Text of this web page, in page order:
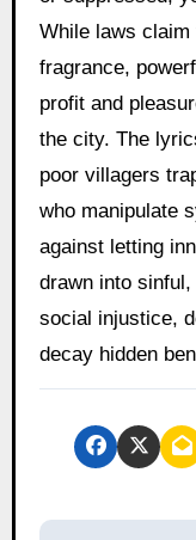
While laws
fragrance,
profit and
the city. The
poor villagers
who manipulate
against letting
drawn into
social injustice,
decay hidden